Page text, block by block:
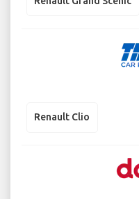
Renault Clio